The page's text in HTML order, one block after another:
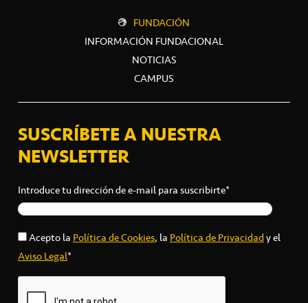
FUNDACIÓN
INFORMACIÓN FUNDACIONAL
NOTICIAS
CAMPUS
SUSCRÍBETE A NUESTRA
NEWSLETTER
Introduce tu dirección de e-mail para suscribirte*
Acepto laPolítica de Cookies, laPolítica de Privacidady el
Aviso Legal*